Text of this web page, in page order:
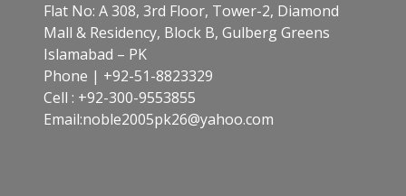
Flat No: A 308, 3rd Floor, Tower-2, Diamond
Mall & Residency, Block B, Gulberg Greens
Islamabad – PK
Phone | +92-51-8823329
Cell : +92-300-9553855
Email:noble2005pk26@yahoo.com​